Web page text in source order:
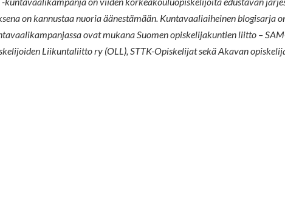
on kannustaa nuoria äänestämään. Kuntavaaliaiheinen blogisarja
ovat mukana Suomen opiskelijakuntien liitto –
Liikuntaliitto ry (OLL), STTK-Opiskelijat sekä Akavan